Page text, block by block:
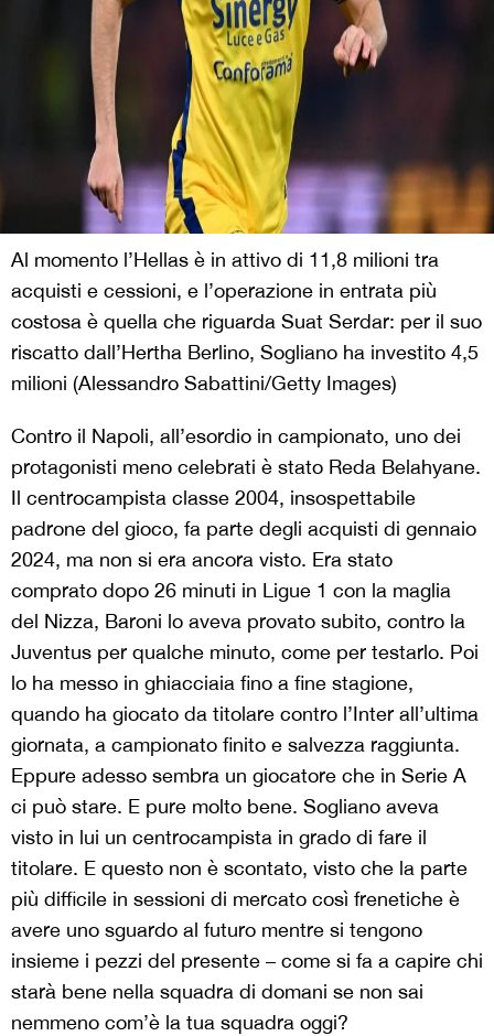
Al momento l’Hellas è in attivo di 11,8 milioni tra
acquisti e cessioni, e l’operazione in entrata più
costosa è quella che riguarda Suat Serdar: per il suo
riscatto dall’Hertha Berlino, Sogliano ha investito 4,5
milioni (Alessandro Sabattini/Getty Images)
Contro il Napoli, all’esordio in campionato, uno dei
protagonisti meno celebrati è stato Reda Belahyane.
Il centrocampista classe 2004, insospettabile
padrone del gioco, fa parte degli acquisti di gennaio
2024, ma non si era ancora visto. Era stato
comprato dopo 26 minuti in Ligue 1 con la maglia
del Nizza, Baroni lo aveva provato subito, contro la
Juventus per qualche minuto, come per testarlo. Poi
lo ha messo in ghiacciaia fino a fine stagione,
quando ha giocato da titolare contro l’Inter all’ultima
giornata, a campionato finito e salvezza raggiunta.
Eppure adesso sembra un giocatore che in Serie A
ci può stare. E pure molto bene. Sogliano aveva
visto in lui un centrocampista in grado di fare il
titolare. E questo non è scontato, visto che la parte
più difficile in sessioni di mercato così frenetiche è
avere uno sguardo al futuro mentre si tengono
insieme i pezzi del presente – come si fa a capire chi
starà bene nella squadra di domani se non sai
nemmeno com’è la tua squadra oggi?